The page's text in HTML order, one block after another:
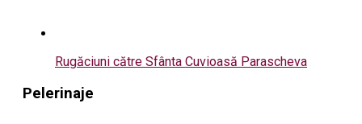
Rugăciuni către Sfânta Cuvioasă Parascheva
Pelerinaje